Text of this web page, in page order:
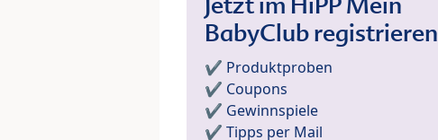
BabyClub registrieren
✔️ Produktproben
✔️ Coupons
✔️ Gewinnspiele
✔️ Tipps per Mail